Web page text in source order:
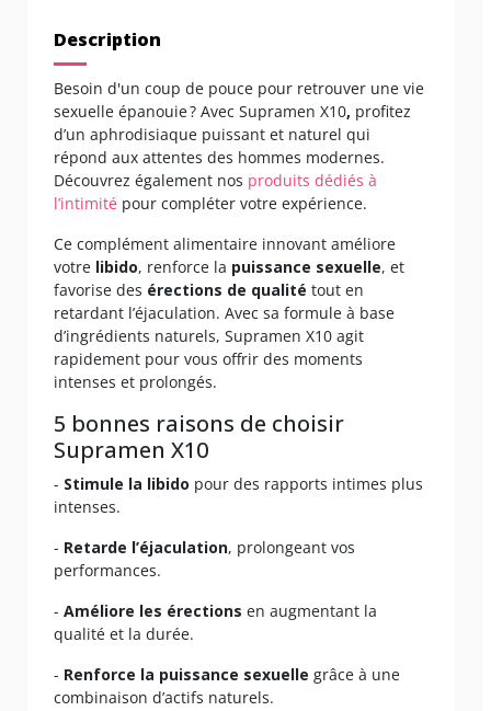
Description
Besoin d'un coup de pouce pour retrouver une vie
sexuelle épanouie ? Avec Supramen X10, profitez
d’un aphrodisiaque puissant et naturel qui
répond aux attentes des hommes modernes.
Découvrez également nos produits dédiés à
l’intimité pour compléter votre expérience.
Ce complément alimentaire innovant améliore
votre libido, renforce la puissance sexuelle, et
favorise des érections de qualité tout en
retardant l’éjaculation. Avec sa formule à base
d’ingrédients naturels, Supramen X10 agit
rapidement pour vous offrir des moments
intenses et prolongés.
5 bonnes raisons de choisir
Supramen X10
- Stimule la libido pour des rapports intimes plus
intenses.
- Retarde l’éjaculation, prolongeant vos
performances.
- Améliore les érections en augmentant la
qualité et la durée.
- Renforce la puissance sexuelle grâce à une
combinaison d’actifs naturels.